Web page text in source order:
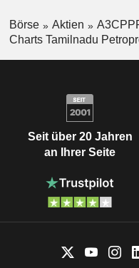
Börse Aktien
Charts Tamilnadu
Seit über 20 Jahren
an Ihrer Seite